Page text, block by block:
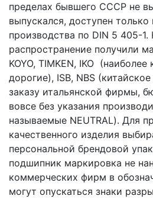
пределах бывшего СССР не
выпускался, доступен только
производства по DIN 5 405-
распространение получили
KOYO, TIMKEN, IKO (наиболее
дорогие), ISB, NBS
заказу итальянской фирмы,
вовсе без указания
называемые NEUTRAL). Для
качественного изделия
персональной брендовой
подшипник маркировка не
коммерческих фирм в
могут опускаться знаки